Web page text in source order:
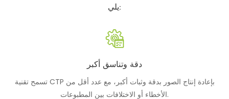
يلي:
دقة وتناسق أكبر
تسمح تقنية CTP بإعادة إنتاج الصور بدقة وثبات أكبر، مع عدد أقل من
الأخطاء أو الاختلافات بين المطبوعات.